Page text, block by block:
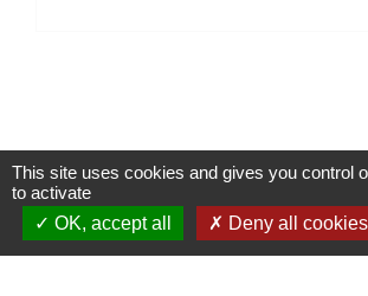
Contacts
Commune de
This site uses cookies and gives you control
to activate
OK, accept all
Deny all cookies